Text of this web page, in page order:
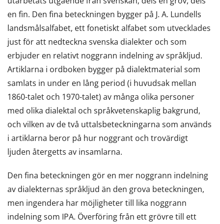
en fin. Den fina beteckningen bygger på J. A. Lundells
landsmålsalfabet, ett fonetiskt alfabet som utvecklades
just för att nedteckna svenska dialekter och som
erbjuder en relativt noggrann indelning av språkljud.
Artiklarna i ordboken bygger på dialektmaterial som
samlats in under en lång period (i huvudsak mellan
1860-talet och 1970-talet) av många olika personer
med olika dialektal och språkvetenskaplig bakgrund,
och vilken av de två uttalsbeteckningarna som används
i artiklarna beror på hur noggrant och trovärdigt
ljuden återgetts av insamlarna.
Den fina beteckningen gör en mer noggrann indelning
av dialekternas språkljud än den grova beteckningen,
men ingendera har möjligheter till lika noggrann
indelning som IPA. Överföring från ett grövre till ett